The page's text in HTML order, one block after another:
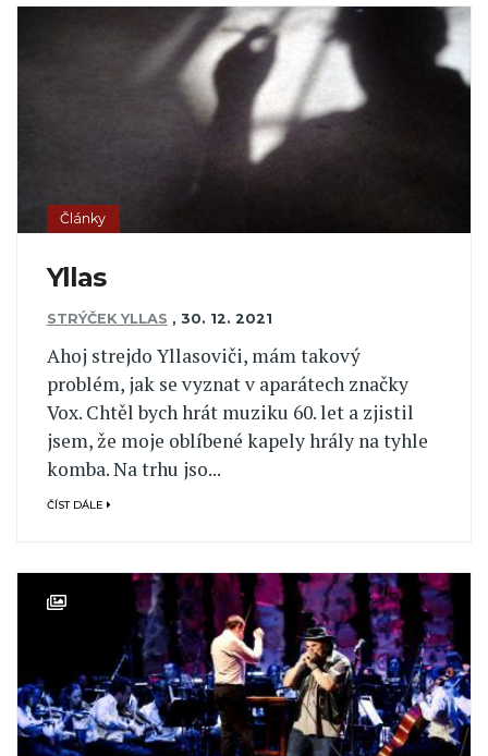
Články
Yllas
STRÝČEK YLLAS , 30. 12. 2021
Ahoj strejdo Yllasoviči, mám takový
problém, jak se vyznat v aparátech značky
Vox. Chtěl bych hrát muziku 60. let a zjistil
jsem, že moje oblíbené kapely hrály na tyhle
komba. Na trhu jso...
ČÍST DÁLE